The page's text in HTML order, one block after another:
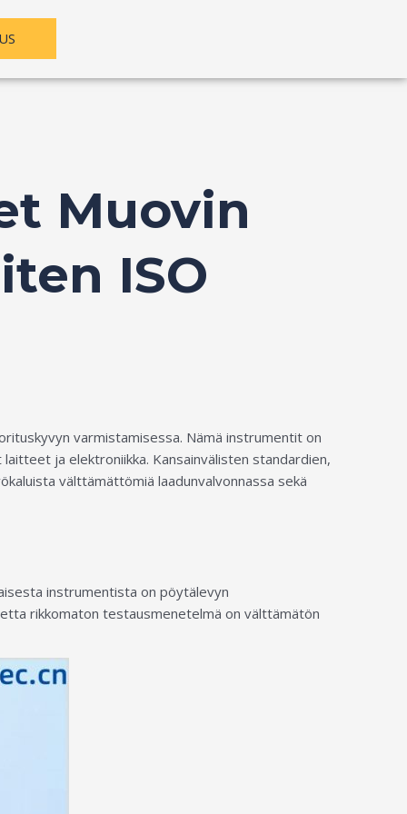
Muovin
ISO
varmistamisessa. Nämä instrumentit on
ja elektroniikka. Kansainvälisten standardien,
välttämättömiä laadunvalvonnassa sekä
instrumentista on pöytälevyn
rikkomaton testausmenetelmä on välttämätön